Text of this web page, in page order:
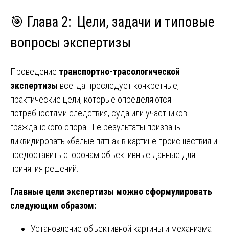
🎯 Глава 2: Цели, задачи и типовые
вопросы экспертизы
Проведение транспортно-трасологической
экспертизы всегда преследует конкретные,
практические цели, которые определяются
потребностями следствия, суда или участников
гражданского спора. Ее результаты призваны
ликвидировать «белые пятна» в картине происшествия и
предоставить сторонам объективные данные для
принятия решений.
Главные цели экспертизы можно сформулировать
следующим образом:
Установление объективной картины и механизма